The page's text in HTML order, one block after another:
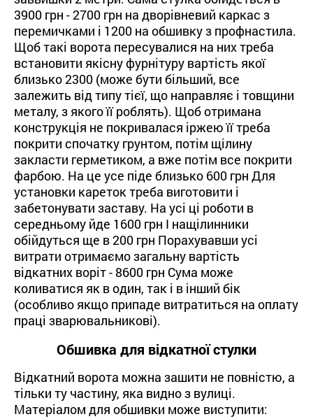
3900 грн - 2700 грн на дворівневий каркас з
перемичками і 1200 на обшивку з профнастила.
Щоб такі ворота пересувалися на них треба
встановити якісну фурнітуру вартість якої
близько 2300 (може бути більший, все
залежить від типу тієї, що направляє і товщини
металу, з якого її роблять). Щоб отримана
конструкція не покривалася іржею її треба
покрити спочатку грунтом, потім щілину
закласти герметиком, а вже потім все покрити
фарбою. На це усе піде близько 600 грн Для
установки кареток треба виготовити і
забетонувати заставу. На усі ці роботи в
середньому йде 1600 грн І нащілинники
обійдуться ще в 200 грн Порахувавши усі
витрати отримаємо загальну вартість
відкатних воріт - 8600 грн Сума може
коливатися як в один, так і в інший бік
(особливо якщо припаде витратиться на оплату
праці зварювальникові).
Обшивка для відкатної стулки
Відкатний ворота можна зашити не повністю, а
тільки ту частину, яка видно з вулиці.
Матеріалом для обшивки може виступити: